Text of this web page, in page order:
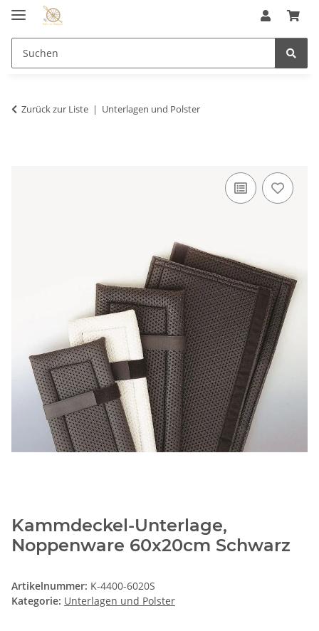
Zurück zur Liste Unterlagen und Polster
Kammdeckel-Unterlage,
Noppenware 60x20cm Schwarz
Artikelnummer: K-4400-6020S
Kategorie: Unterlagen und Polster